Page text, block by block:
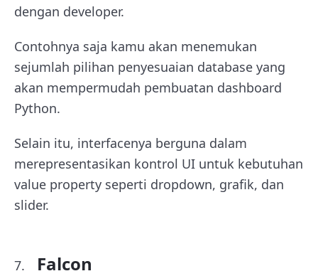
dengan developer.
Contohnya saja kamu akan menemukan
sejumlah pilihan penyesuaian database yang
akan mempermudah pembuatan dashboard
Python.
Selain itu, interfacenya berguna dalam
merepresentasikan kontrol UI untuk kebutuhan
value property seperti dropdown, grafik, dan
slider.
Falcon